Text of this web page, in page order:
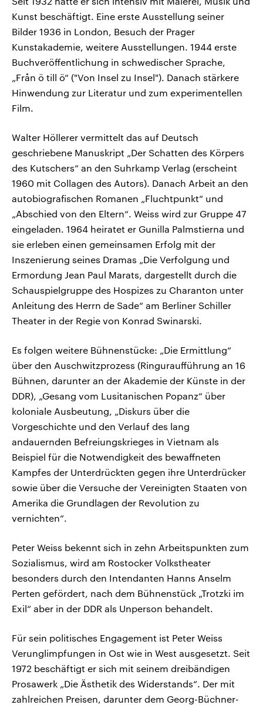
Kunst beschäftigt. Eine erste Ausstellung seiner
Bilder 1936 in London, Besuch der Prager
Kunstakademie, weitere Ausstellungen. 1944 erste
Buchveröffentlichung in schwedischer Sprache,
„Från ö till ö“ ("Von Insel zu Insel"). Danach stärkere
Hinwendung zur Literatur und zum experimentellen
Film.
Walter Höllerer vermittelt das auf Deutsch
geschriebene Manuskript „Der Schatten des Körpers
des Kutschers“ an den Suhrkamp Verlag (erscheint
1960 mit Collagen des Autors). Danach Arbeit an den
autobiografischen Romanen „Fluchtpunkt“ und
„Abschied von den Eltern“. Weiss wird zur Gruppe 47
eingeladen. 1964 heiratet er Gunilla Palmstierna und
sie erleben einen gemeinsamen Erfolg mit der
Inszenierung seines Dramas „Die Verfolgung und
Ermordung Jean Paul Marats, dargestellt durch die
Schauspielgruppe des Hospizes zu Charanton unter
Anleitung des Herrn de Sade“ am Berliner Schiller
Theater in der Regie von Konrad Swinarski.
Es folgen weitere Bühnenstücke: „Die Ermittlung“
über den Auschwitzprozess (Ringuraufführung an 16
Bühnen, darunter an der Akademie der Künste in der
DDR), „Gesang vom Lusitanischen Popanz“ über
koloniale Ausbeutung, „Diskurs über die
Vorgeschichte und den Verlauf des lang
andauernden Befreiungskrieges in Vietnam als
Beispiel für die Notwendigkeit des bewaffneten
Kampfes der Unterdrückten gegen ihre Unterdrücker
sowie über die Versuche der Vereinigten Staaten von
Amerika die Grundlagen der Revolution zu
vernichten“.
Peter Weiss bekennt sich in zehn Arbeitspunkten zum
Sozialismus, wird am Rostocker Volkstheater
besonders durch den Intendanten Hanns Anselm
Perten gefördert, nach dem Bühnenstück „Trotzki im
Exil“ aber in der DDR als Unperson behandelt.
Für sein politisches Engagement ist Peter Weiss
Verunglimpfungen in Ost wie in West ausgesetzt. Seit
1972 beschäftigt er sich mit seinem dreibändigen
Prosawerk „Die Ästhetik des Widerstands“. Der mit
zahlreichen Preisen, darunter dem Georg-Büchner-